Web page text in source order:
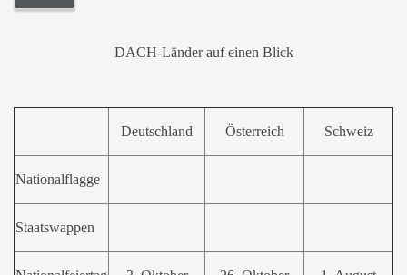
DACH-Länder auf einen Blick
Deutschland Österreich Schweiz
Nationalflagge
Staatswappen